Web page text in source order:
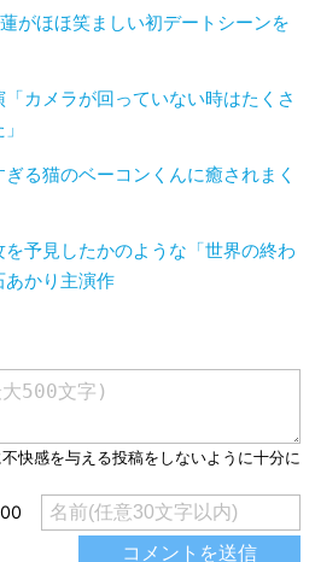
がほほ笑ましい初デートシーンを
カメラが回っていない時はたくさ
る猫のベーコンくんに癒されまく
予見したかのような「世界の終わ
あかり主演作